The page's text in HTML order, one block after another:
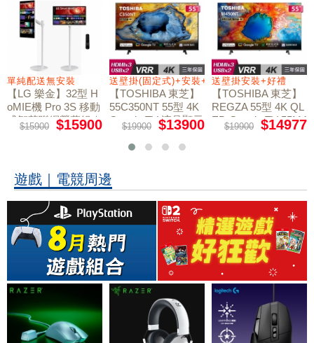
禮
單純配送無安裝
【LG 樂金】32型 H
oMIE機 Pro 3S 移動
式智慧聯網螢幕組｜
單純配送
$15900 $15900
送壁掛(固定式)+安裝+好禮贈
【TOSHIBA 東芝】
55C350NT 55型 4K
Google TV 液晶顯示
器｜含壁掛(固定式)
+安裝
$19900 $13900
送壁掛安裝+好禮
【TOSHIBA 東芝】
REGZA 55型 4K QL
ED Google TV 55M4
50NT液晶顯示器｜
$19900 $14977
遊戲｜電競周邊